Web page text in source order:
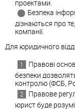
проектами.
Безпека
дізнаються про
компанії.
Для юридичного
Правові
безпеки
контролю (ФСБ,
Правове
юрист буде